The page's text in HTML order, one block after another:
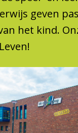
geven
het kind.